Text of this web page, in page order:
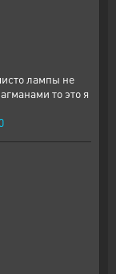
лампы не
то это я